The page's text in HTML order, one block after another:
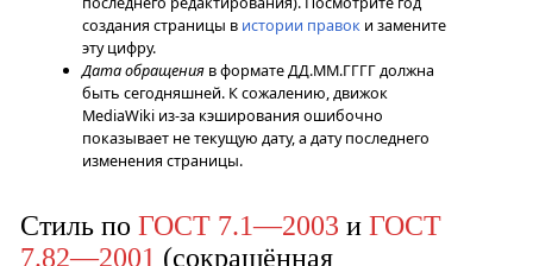
создания страницы в истории правоки замените
эту цифру.
Дата обращенияв формате ДД.ММ.ГГГГ должна
быть сегодняшней. К сожалению, движок
MediaWiki из-за кэширования ошибочно
показывает не текущую дату, а дату последнего
изменения страницы.
Стиль по ГОСТ 7.1—2003 и ГОСТ
7.82—2001 (сокращённая